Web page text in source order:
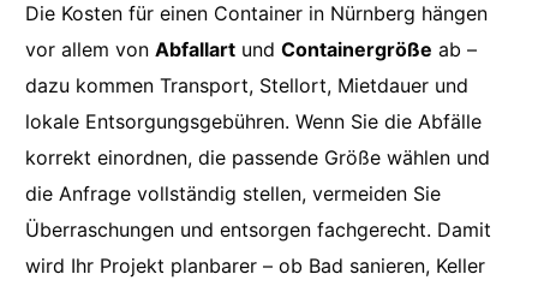
Die Kosten für einen Container in Nürnberg hängen
vor allem vonAbfallart undContainergröße ab –
dazu kommen Transport, Stellort, Mietdauer und
lokale Entsorgungsgebühren. Wenn Sie die Abfälle
korrekt einordnen, die passende Größe wählen und
die Anfrage vollständig stellen, vermeiden Sie
Überraschungen und entsorgen fachgerecht. Damit
wird Ihr Projekt planbarer – ob Bad sanieren, Keller